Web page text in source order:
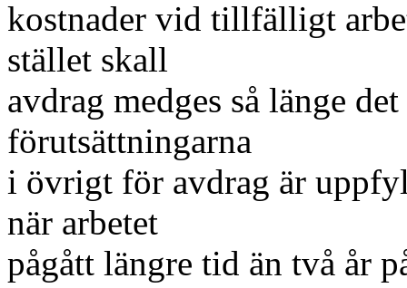
kostnader vid tillfälligt
stället skall
avdrag medges så länge
förutsättningarna
i övrigt för avdrag är
när arbetet
pågått längre tid än två år